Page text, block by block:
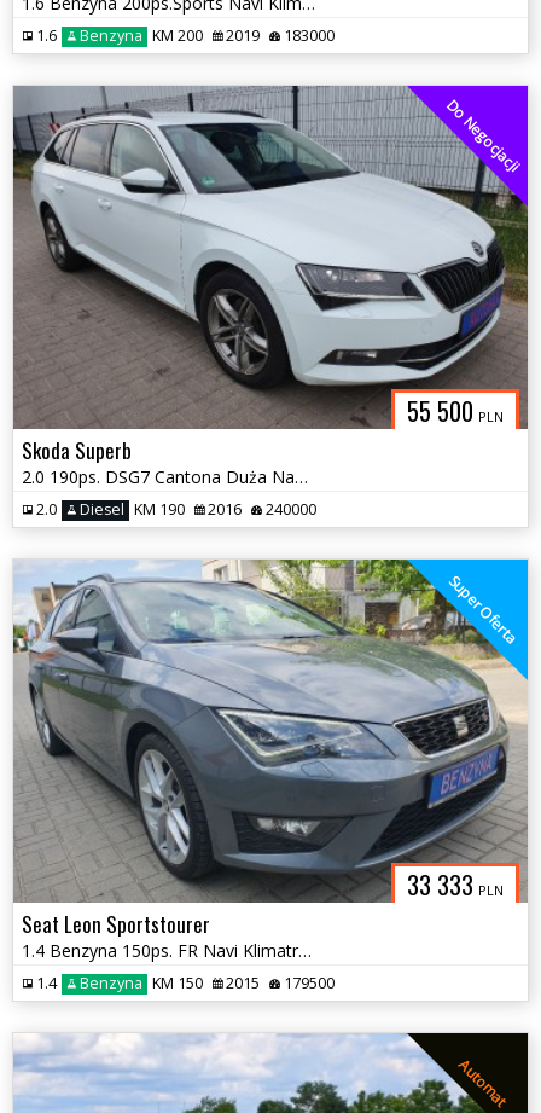
1.6 Benzyna KM 200 2019 183000
55 500 PLN
Do Negocjacji
Skoda Superb
2.0 190ps. DSG7 Cantona Duża Navi 2016
2.0 Diesel KM 190 2016 240000
33 333 PLN
Super Oferta
Seat Leon Sportstourer
1.4 Benzyna 150ps. FR Navi Klimatronic x2 Grzane Fotele
1.4 Benzyna KM 150 2015 179500
Automat